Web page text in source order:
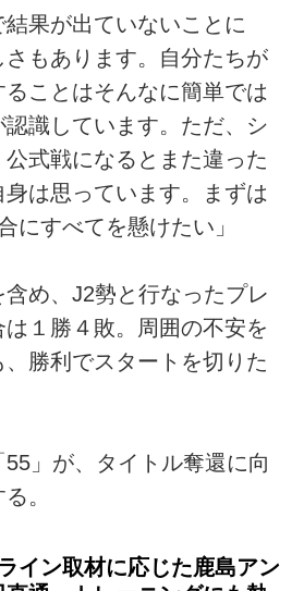
結果が出ていないことに
もあります。自分たちが
ことはそんなに簡単では
識しています。ただ、シ
式戦になるとまた違った
は思っています。まずは
にすべてを懸けたい」
め、J2勢と行なったプレ
１勝４敗。周囲の不安を
勝利でスタートを切りた
」が、タイトル奪還に向
。
イン取材に応じた鹿島アン